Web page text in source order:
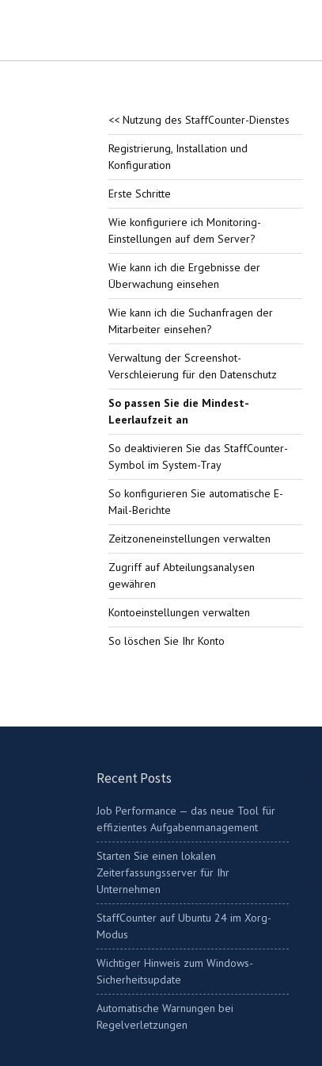
<< Nutzung des StaffCounter-Dienstes
Registrierung, Installation und
Konfiguration
Erste Schritte
Wie konfiguriere ich Monitoring-
Einstellungen auf dem Server?
Wie kann ich die Ergebnisse der
Überwachung einsehen
Wie kann ich die Suchanfragen der
Mitarbeiter einsehen?
Verwaltung der Screenshot-
Verschleierung für den Datenschutz
So passen Sie die Mindest-
Leerlaufzeit an
So deaktivieren Sie das StaffCounter-
Symbol im System-Tray
So konfigurieren Sie automatische E-
Mail-Berichte
Zeitzoneneinstellungen verwalten
Zugriff auf Abteilungsanalysen
gewähren
Kontoeinstellungen verwalten
So löschen Sie Ihr Konto
Recent Posts
Job Performance — das neue Tool für
effizientes Aufgabenmanagement
Starten Sie einen lokalen
Zeiterfassungsserver für Ihr
Unternehmen
StaffCounter auf Ubuntu 24 im Xorg-
Modus
Wichtiger Hinweis zum Windows-
Sicherheitsupdate
Automatische Warnungen bei
Regelverletzungen